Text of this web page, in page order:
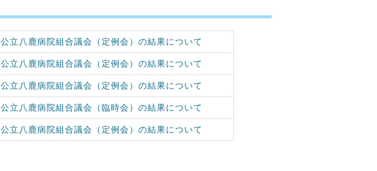
公立八鹿病院組合議会（定例会）の結果について
公立八鹿病院組合議会（定例会）の結果について
公立八鹿病院組合議会（定例会）の結果について
公立八鹿病院組合議会（臨時会）の結果について
公立八鹿病院組合議会（定例会）の結果について